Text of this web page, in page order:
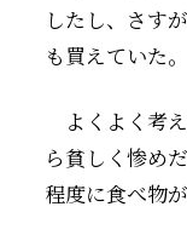
したし、さす
も買えていた。
よくよく考
ら貧しく惨め
程度に食べ物